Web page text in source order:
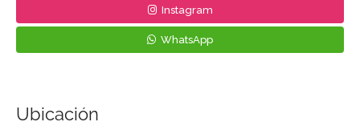
Instagram
WhatsApp
Ubicación